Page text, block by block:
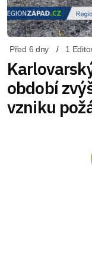
Před 6 dny 1
období
vzniku